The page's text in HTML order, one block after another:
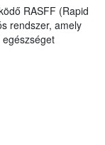
RASFF (Rapid
rendszer, amely